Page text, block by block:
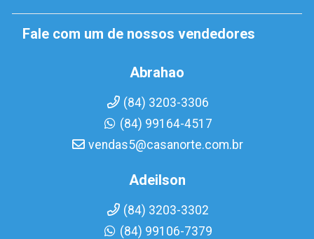
Fale com um de nossos vendedores
Abrahao
(84) 3203-3306
(84) 99164-4517
vendas5@casanorte.com.br
Adeilson
(84) 3203-3302
(84) 99106-7379